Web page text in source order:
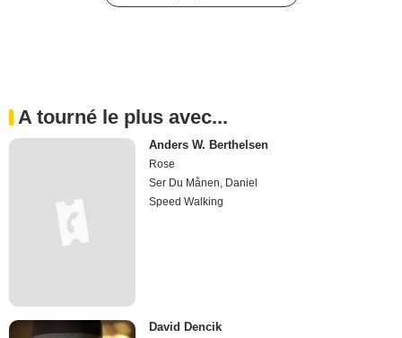
A tourné le plus avec...
Anders W. Berthelsen
Rose
Ser Du Månen, Daniel
Speed Walking
David Dencik